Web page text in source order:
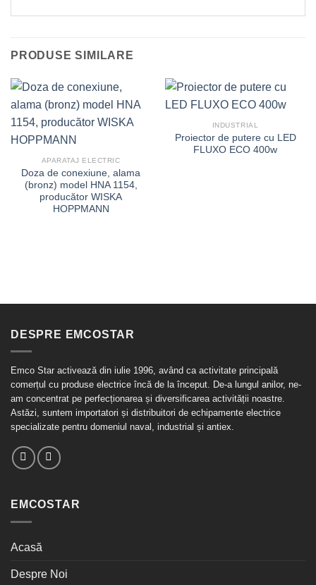
PRODUSE SIMILARE
APARATAJ ELECTRIC
Doza de conexiune, alama
(bronz) model HNA 1154,
producător WISKA
HOPPMANN
INDUSTRIAL
Proiector de putere cu LED
FLUXO ECO 400w
DESPRE EMCOSTAR
Emco Star activează din iulie 1996, având ca activitate principală
comerțul cu produse electrice încă de la început. De-a lungul anilor, ne-
am concentrat pe perfecționarea și diversificarea activității noastre.
Astăzi, suntem importatori și distribuitori de echipamente electrice
specializate pentru domeniul naval, industrial și antiex.
EMCOSTAR
Acasă
Despre Noi